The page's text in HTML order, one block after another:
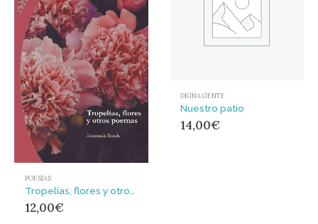
POESÍAS
Tropelías, flores y otros poemas
12,00€
DIGNA GENTE
Nuestro patio
14,00€